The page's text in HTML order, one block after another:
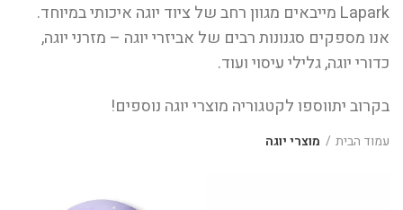
Lapark מייבאים מגוון רחב של ציוד יוגה איכותי במיוחד.
אנו מספקים סגנונות רבים של אביזרי יוגה – מזרני יוגה,
כדורי יוגה, גלילי עיסוי ועוד.
בקרוב יתווספו לקטגוריה מוצרי יוגה נוספים!
עמוד הבית מוצרי יוגה